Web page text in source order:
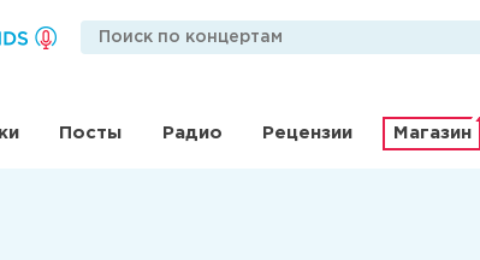
Посты Радио Рецензии Магазин